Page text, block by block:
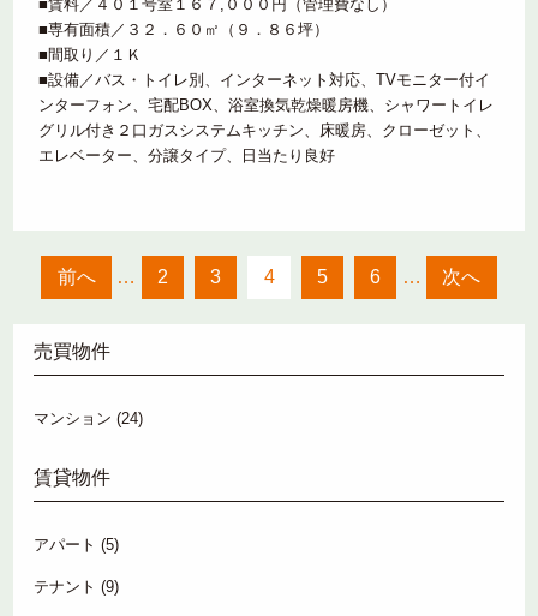
■賃料／４０１号室１６７,０００円（管理費なし）
■専有面積／３２．６０㎡（９．８６坪）
■間取り／１Ｋ
■設備／バス・トイレ別、インターネット対応、TVモニター付イ
ンターフォン、宅配BOX、浴室換気乾燥暖房機、シャワートイレ
グリル付き２口ガスシステムキッチン、床暖房、クローゼット、
エレベーター、分譲タイプ、日当たり良好
前へ … 2 3 4 5 6 … 次へ
売買物件
マンション (24)
賃貸物件
アパート (5)
テナント (9)